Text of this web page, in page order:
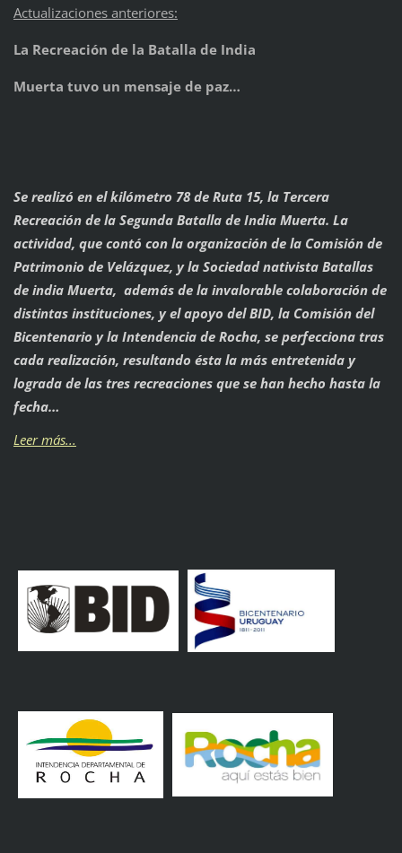
Actualizaciones anteriores:
La Recreación de la Batalla de India
Muerta tuvo un mensaje de paz…
Se realizó en el kilómetro 78 de Ruta 15, la Tercera
Recreación de la Segunda Batalla de India Muerta. La
actividad, que contó con la organización de la Comisión de
Patrimonio de Velázquez, y la Sociedad nativista Batallas
de india Muerta, además de la invalorable colaboración de
distintas instituciones, y el apoyo del BID, la Comisión del
Bicentenario y la Intendencia de Rocha, se perfecciona tras
cada realización, resultando ésta la más entretenida y
lograda de las tres recreaciones que se han hecho hasta la
fecha…
Leer más...